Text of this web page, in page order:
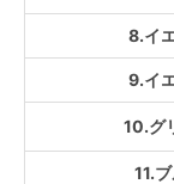
8.イ
9.イ
10.グ
11.